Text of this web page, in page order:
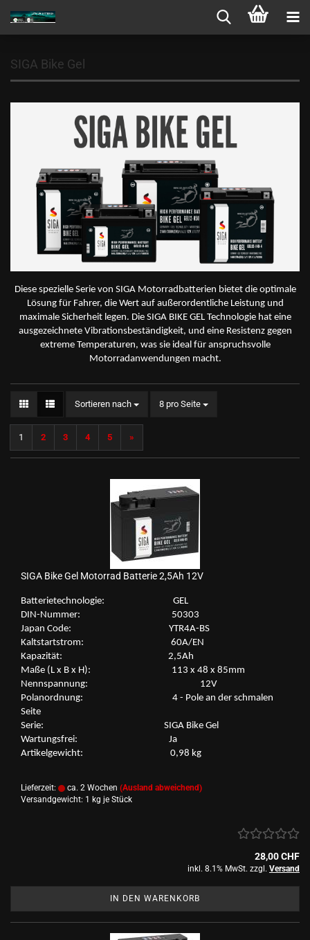
SIGA Bike Gel
Diese spezielle Serie von SIGA Motorradbatterien bietet die optimale
Lösung für Fahrer, die Wert auf außerordentliche Leistung und
maximale Sicherheit legen. Die SIGA BIKE GEL Technologie hat eine
ausgezeichnete Vibrationsbeständigkeit, und eine Resistenz gegen
extreme Temperaturen, was sie ideal für anspruchsvolle
Motorradanwendungen macht.
Sortieren nach
Sortieren nach 8 pro Seite
pro Seite
1 2 3 4 5 »
SIGA Bike Gel Mo­tor­rad Bat­te­rie 2,5Ah 12V
Bat­te­rie­tech­no­lo­gie: GEL
DIN-​Nummer: 50303
Japan Code: YTR4A-​BS
Kalt­start­strom: 60A/EN
Ka­pa­zi­tät: 2,5Ah
Maße (L x B x H): 113 x 48 x 85mm
Nenn­span­nung: 12V
Po­l­an­ord­nung: 4 - Pole an der schma­len
Seite
Serie: SIGA Bike Gel
War­tungs­frei: Ja
Ar­ti­kel­ge­wicht: 0,98 kg
Lieferzeit: ca. 2 Wochen (Ausland abweichend)
Versandgewicht: 1 kg je Stück
28,00 CHF
inkl. 8.1% MwSt. zzgl. Versand
IN DEN WARENKORB